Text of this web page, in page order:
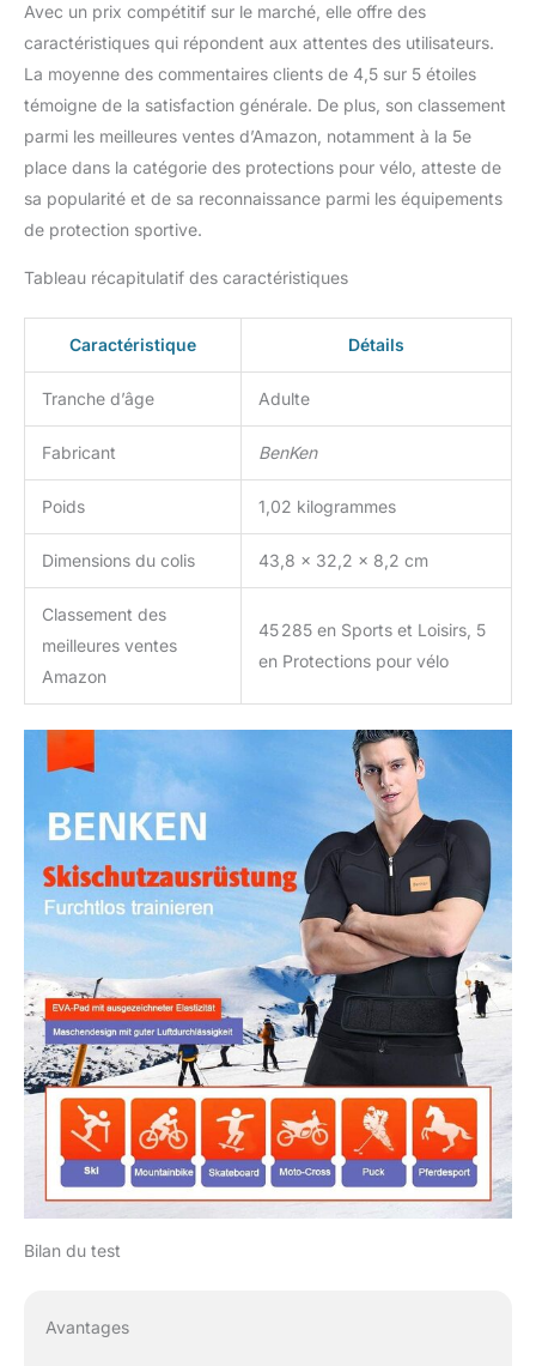
Avec un prix compétitif sur le marché, elle offre des
caractéristiques qui répondent aux attentes des utilisateurs.
La moyenne des commentaires clients de 4,5 sur 5 étoiles
témoigne de la satisfaction générale. De plus, son classement
parmi les meilleures ventes d’Amazon, notamment à la 5e
place dans la catégorie des protections pour vélo, atteste de
sa popularité et de sa reconnaissance parmi les équipements
de protection sportive.
Tableau récapitulatif des caractéristiques
Caractéristique Détails
Tranche d’âge Adulte
Fabricant BenKen
Poids 1,02 kilogrammes
Dimensions du colis 43,8 x 32,2 x 8,2 cm
Classement des
meilleures ventes
Amazon
45 285 en Sports et Loisirs, 5
en Protections pour vélo
Bilan du test
Avantages